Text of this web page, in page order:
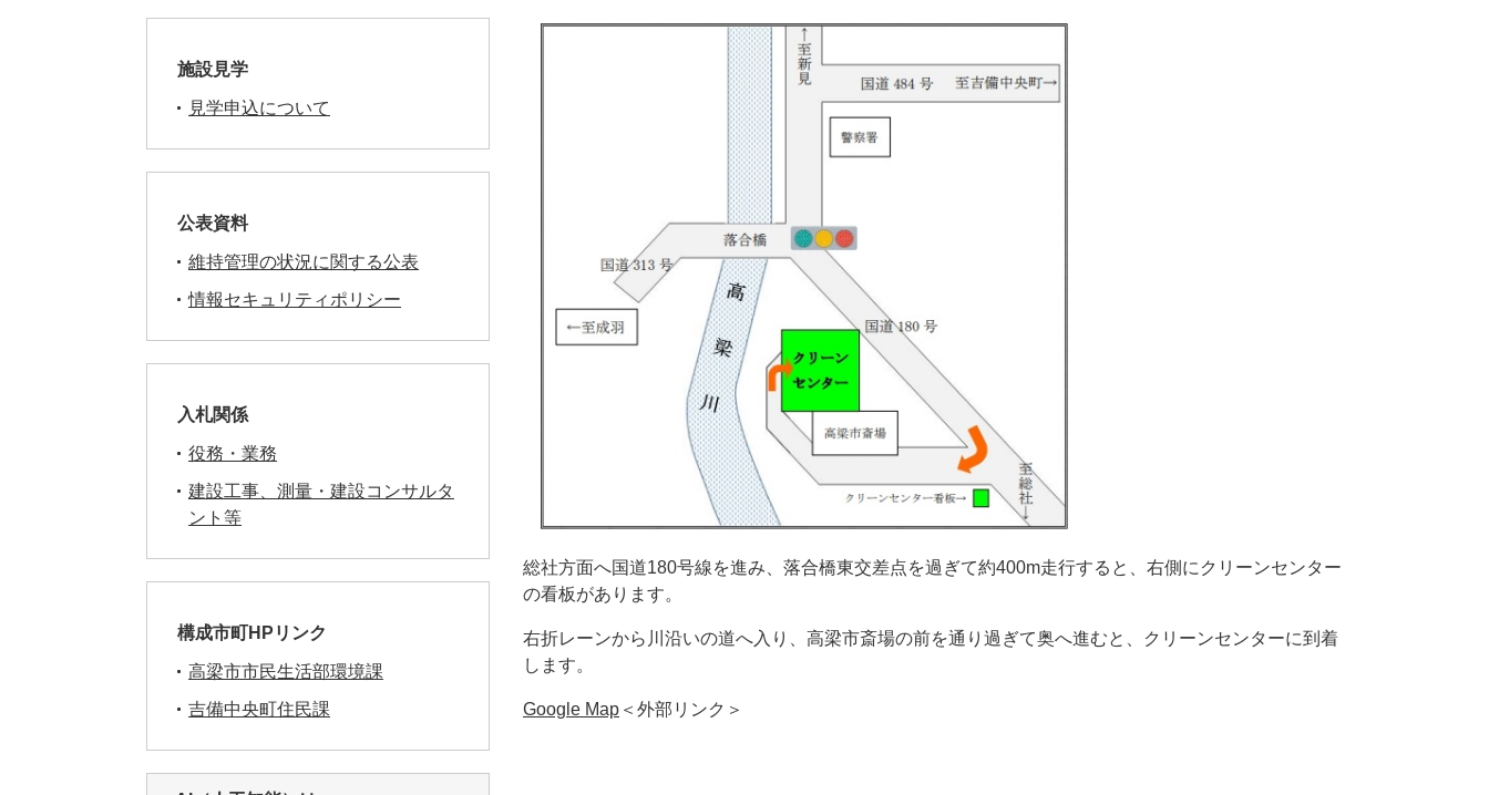
総社方面へ国道180号線を進み、落合橋東交差点を過ぎて約400m走行すると、右側にクリーンセンター
の看板があります。
右折レーンから川沿いの道へ入り、高梁市斎場の前を通り過ぎて奥へ進むと、クリーンセンターに到着
します。
Google Map ＜外部リンク＞
施設見学
見学申込について
公表資料
維持管理の状況に関する公表
情報セキュリティポリシー
入札関係
役務・業務
建設工事、測量・建設コンサルタ
ント等
構成市町HPリンク
高梁市市民生活部環境課
吉備中央町住民課